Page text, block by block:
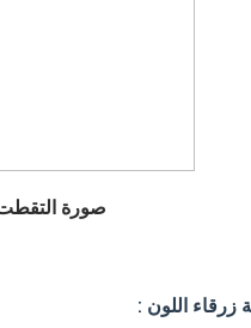
صورة التقطت في 2019 في
اللون :